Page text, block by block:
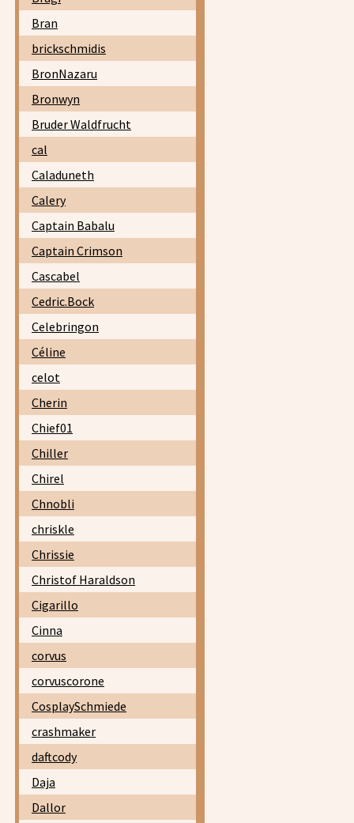
Bran
brickschmidis
BronNazaru
Bronwyn
Bruder Waldfrucht
cal
Caladuneth
Calery
Captain Babalu
Captain Crimson
Cascabel
Cedric.Bock
Celebringon
Céline
celot
Cherin
Chief01
Chiller
Chirel
Chnobli
chriskle
Chrissie
Christof Haraldson
Cigarillo
Cinna
corvus
corvuscorone
CosplaySchmiede
crashmaker
daftcody
Daja
Dallor